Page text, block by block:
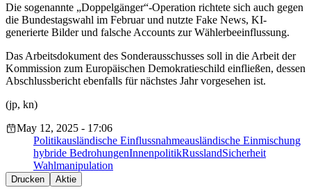
Die sogenannte „Doppelgänger“-Operation richtete sich auch gegen
die Bundestagswahl im Februar und nutzte Fake News, KI-
generierte Bilder und falsche Accounts zur Wählerbeeinflussung.
Das Arbeitsdokument des Sonderausschusses soll in die Arbeit der
Kommission zum Europäischen Demokratieschild einfließen, dessen
Abschlussbericht ebenfalls für nächstes Jahr vorgesehen ist.
(jp, kn)
May 12, 2025 - 17:06
Politikausländische Einflussnahmeausländische Einmischung
hybride BedrohungenInnenpolitikRusslandSicherheit
Wahlmanipulation
Drucken Aktie